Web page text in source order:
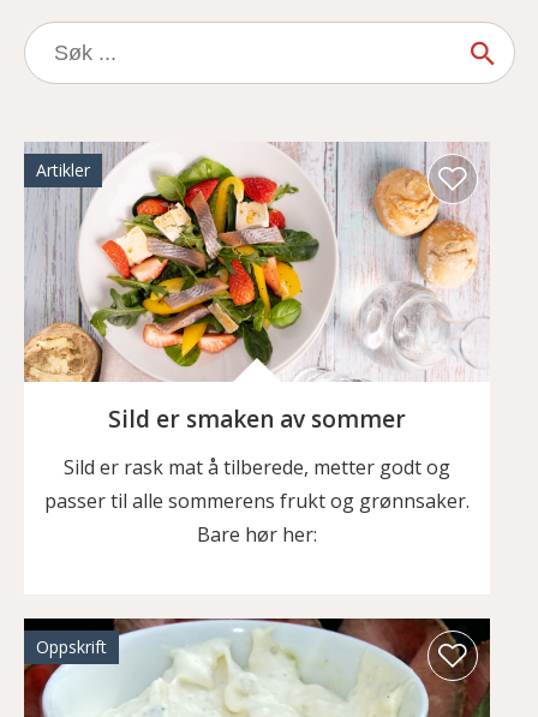
Søk
etter:
Artikler
Sild er smaken av sommer
Sild er rask mat å tilberede, metter godt og
passer til alle sommerens frukt og grønnsaker.
Bare hør her:
Oppskrift